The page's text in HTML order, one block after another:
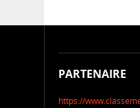
PARTENAIRE
https://